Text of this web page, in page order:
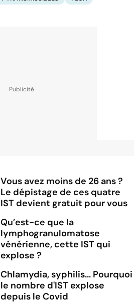
Vous avez moins de 26 ans ?
Le dépistage de ces quatre
IST devient gratuit pour vous
Qu’est-ce que la
lymphogranulomatose
vénérienne, cette IST qui
explose ?
Chlamydia, syphilis... Pourquoi
le nombre d'IST explose
depuis le Covid